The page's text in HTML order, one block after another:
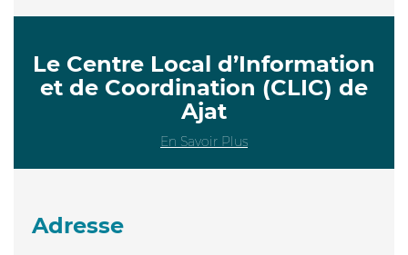
Le Centre Local d’Information
et de Coordination (CLIC) de
Ajat
En Savoir Plus
Adresse